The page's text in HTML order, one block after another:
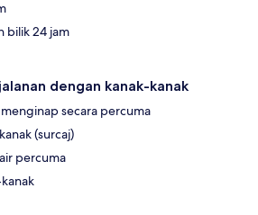
bilik 24 jam
dengan kanak-kanak
secara percuma
(surcaj)
percuma